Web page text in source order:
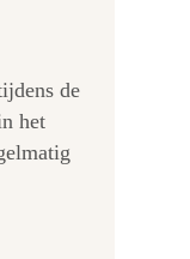
de
het